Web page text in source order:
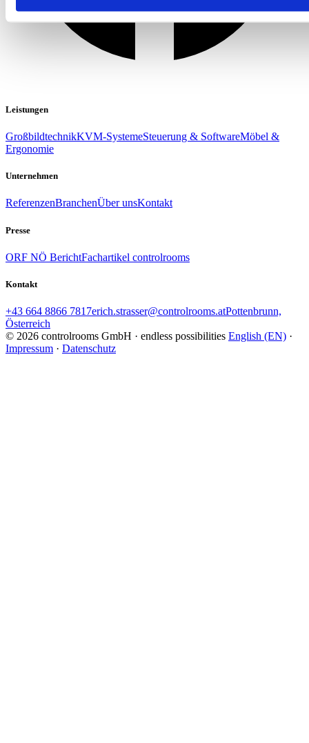
Leistungen
GroßbildtechnikKVM-SystemeSteuerung & SoftwareMöbel &
Ergonomie
Unternehmen
ReferenzenBranchenÜber unsKontakt
Presse
ORF NÖ BerichtFachartikel controlrooms
Kontakt
+43 664 8866 7817erich.strasser@controlrooms.atPottenbrunn,
Österreich
© 2026 controlrooms GmbH · endless possibilities English (EN) ·
Impressum · Datenschutz